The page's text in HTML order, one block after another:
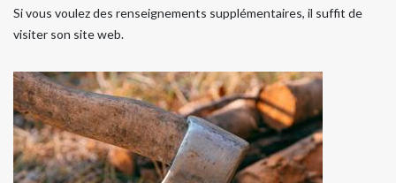
Si vous voulez des renseignements supplémentaires, il suffit de
visiter son site web.